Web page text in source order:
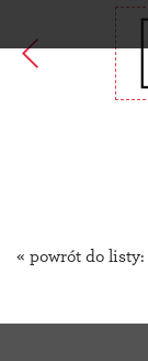
« powrót do listy: